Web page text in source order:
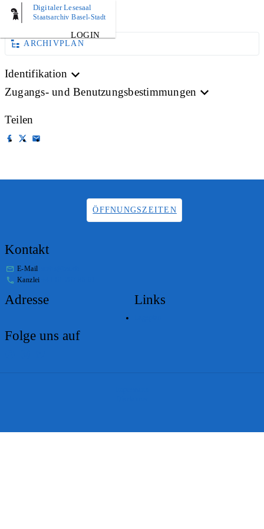
Digitaler Lesesaal
Staatsarchiv Basel-Stadt
LOGIN
BILD
ARCHIVPLAN
Identifikation
Zugangs- und Benutzungsbestimmungen
Teilen
ÖFFNUNGSZEITEN
Kontakt
E-Mail
Kanzlei
Adresse Links
Folge uns auf